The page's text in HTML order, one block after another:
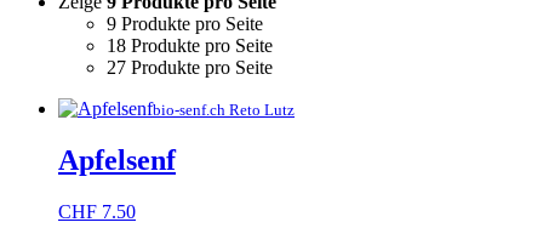
9 Produkte pro Seite
18 Produkte pro Seite
27 Produkte pro Seite
bio-senf.ch Reto Lutz
Apfelsenf
CHF 7.50